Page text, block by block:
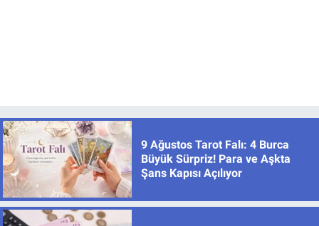
9 Ağustos Tarot Falı: 4 Burca
Büyük Sürpriz! Para ve Aşkta
Şans Kapısı Açılıyor